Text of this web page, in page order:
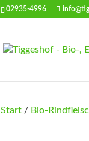
02935-4996
Start / Bio-